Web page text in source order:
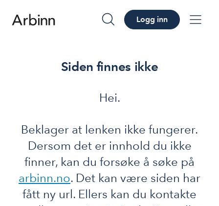
søk Logg inn
Siden finnes ikke
Hei.
Beklager at lenken ikke fungerer.
Dersom det er innhold du ikke
finner, kan du forsøke å søke på
arbinn.no. Det kan være siden har
fått ny url. Ellers kan du kontakte